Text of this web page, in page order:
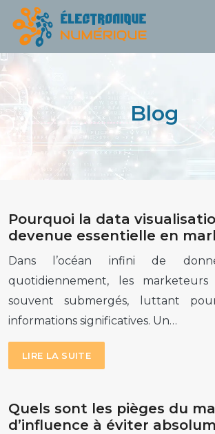
Blog
Pourquoi la data
devenue essentielle en
Dans l’océan infini de
quotidiennement, les
souvent submergés, luttant
informations significatives. Un…
LIRE LA SUITE
Quels sont les pièges du
d’influence à éviter